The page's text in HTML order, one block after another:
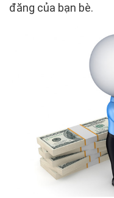
đăng của bạn bè.